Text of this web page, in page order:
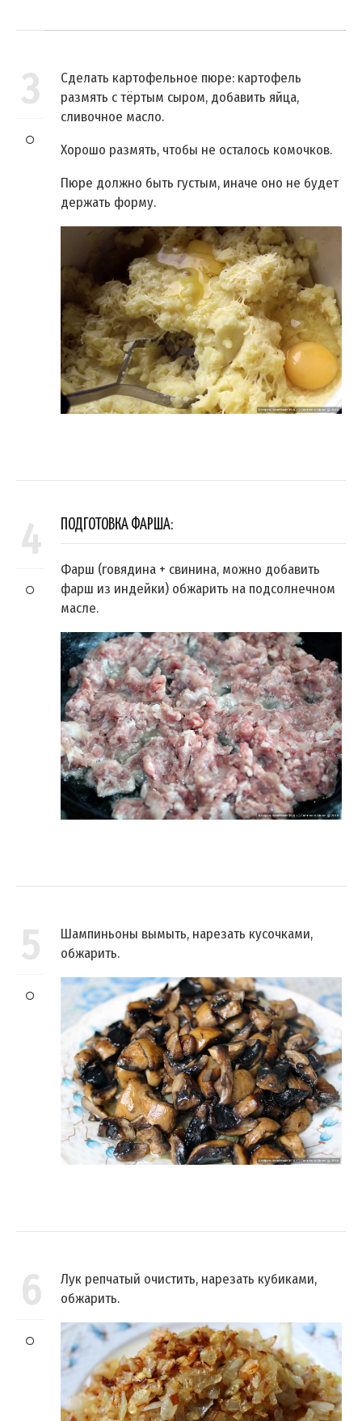
3
Сделать картофельное пюре: картофель
размять с тёртым сыром, добавить яйца,
сливочное масло.
Хорошо размять, чтобы не осталось комочков.
Пюре должно быть густым, иначе оно не будет
держать форму.
4 ПОДГОТОВКА ФАРША:
Фарш (говядина + свинина, можно добавить
фарш из индейки) обжарить на подсолнечном
масле.
5
Шампиньоны вымыть, нарезать кусочками,
обжарить.
6
Лук репчатый очистить, нарезать кубиками,
обжарить.